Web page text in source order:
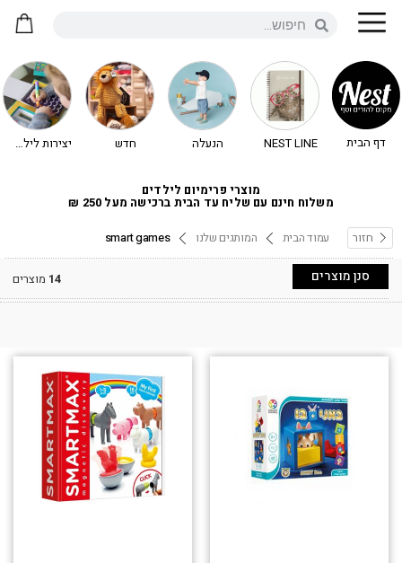
דף הבית NEST LINE הנעלה חדש יצירות לילדים - יצירה לילדים
מוצרי פרימיום לילדים
משלוח חינם עם שליח עד הבית ברכישה מעל 250 ₪
חזור עמוד הבית המותגים שלנו smart games
14 מוצרים סנן מוצרים